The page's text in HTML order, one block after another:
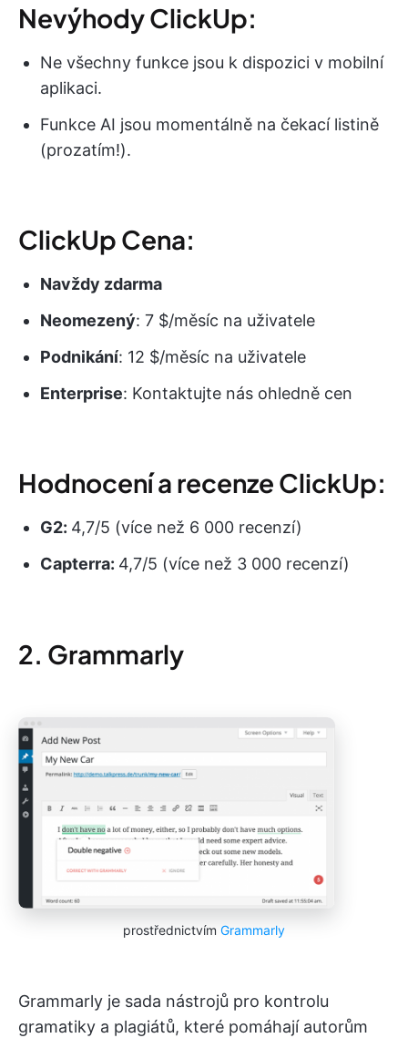
Nevýhody ClickUp:
Ne všechny funkce jsou k dispozici v mobilní
aplikaci.
Funkce AI jsou momentálně na čekací listině
(prozatím!).
ClickUp Cena:
Navždy zdarma
Neomezený: 7 $/měsíc na uživatele
Podnikání: 12 $/měsíc na uživatele
Enterprise: Kontaktujte nás ohledně cen
Hodnocení a recenze ClickUp:
G2: 4,7/5 (více než 6 000 recenzí)
Capterra: 4,7/5 (více než 3 000 recenzí)
2. Grammarly
prostřednictvím Grammarly
Grammarly je sada nástrojů pro kontrolu
gramatiky a plagiátů, které pomáhají autorům